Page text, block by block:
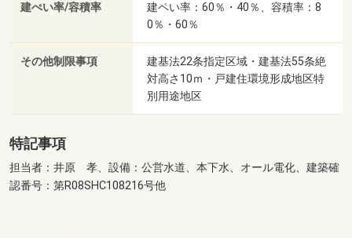
建ぺい率/容積率
建ペい率：60％・40％、容積率：8
0％・60％
その他制限事項
建基法22条指定区域・建基法55条絶
対高さ10ｍ・戸建住環境形成地区特
別用途地区
特記事項
担当者：井原 孝、設備：公営水道、本下水、オール電化、建築確
認番号：第R08SHC108216号他